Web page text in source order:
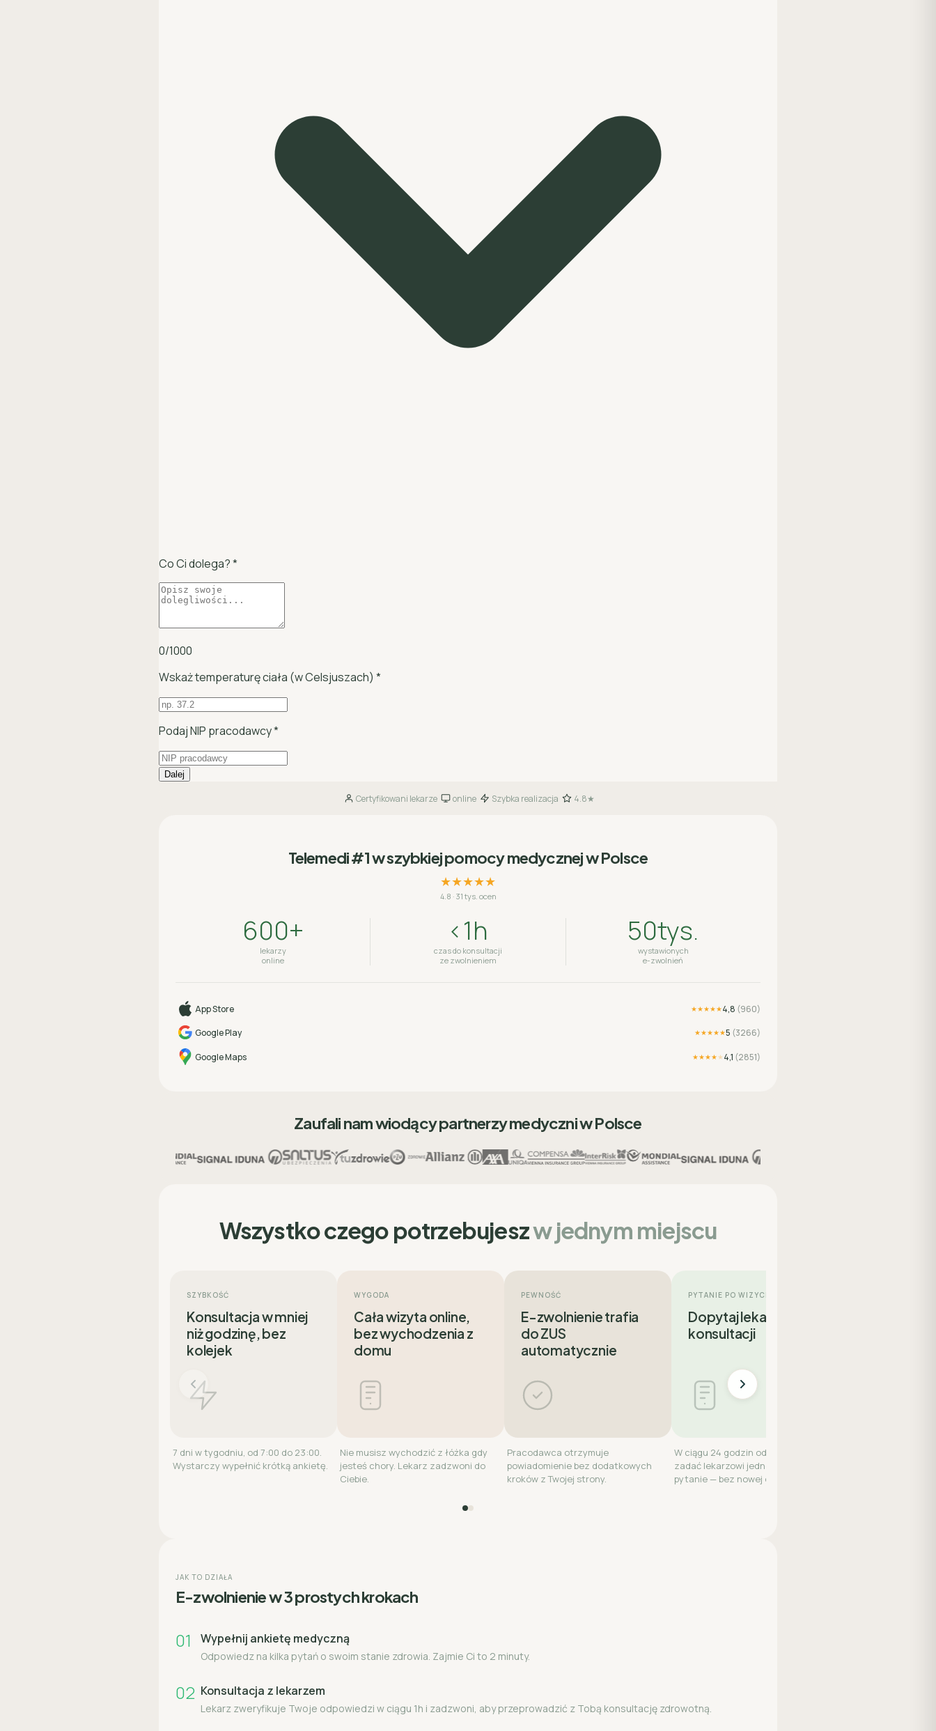
Certyfikowani lekarze· online· Szybka realizacja 4.8★
Telemedi #1 w szybkiej pomocy medycznej w Polsce
★★★★★
4.8 · 31 tys. ocen
600+
lekarzy
online
<1h
czas do konsultacji
ze zwolnieniem
50tys.
wystawionych
e-zwolnień
App Store ★★★★★4,8 (960)
Google Play
★★★★★5 (3266)
Google Maps ★★★★★4,1 (2851)
Zaufali nam wiodący partnerzy medyczni w Polsce
Wszystko czego potrzebujeszw jednym miejscu
SZYBKOŚĆ
Konsultacja w mniej
niż godzinę, bez
kolejek
7 dni w tygodniu, od 7:00 do 23:00.
Wystarczy wypełnić krótką ankietę.
WYGODA
Cała wizyta online,
bez wychodzenia z
domu
Nie musisz wychodzić z łóżka gdy
jesteś chory. Lekarz zadzwoni do
Ciebie.
PEWNOŚĆ
E-zwolnienie trafia
do ZUS
automatycznie
Pracodawca otrzymuje
powiadomienie bez dodatkowych
kroków z Twojej strony.
PYTANIE PO WIZYCIE
Dopytaj lekarza po
konsultacji
W ciągu 24 godzin od wizyty możesz
zadać lekarzowi jedno dodatkowe
pytanie — bez nowej opłaty.
JAK TO DZIAŁA
E-zwolnienie w 3 prostych krokach
01 Wypełnij ankietę medyczną
Odpowiedz na kilka pytań o swoim stanie zdrowia. Zajmie Ci to 2 minuty.
02 Konsultacja z lekarzem
Lekarz zweryfikuje Twoje odpowiedzi w ciągu 1h i zadzwoni, aby przeprowadzić z Tobą konsultację zdrowotną.